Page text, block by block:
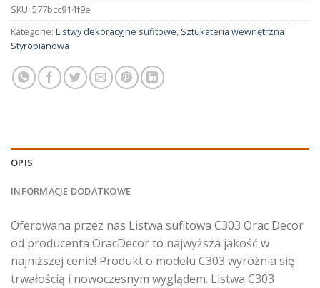
SKU: 577bcc914f9e
Kategorie: Listwy dekoracyjne sufitowe, Sztukateria wewnętrzna
Styropianowa
OPIS
INFORMACJE DODATKOWE
Oferowana przez nas Listwa sufitowa C303 Orac Decor
od producenta OracDecor to najwyższa jakość w
najniższej cenie! Produkt o modelu C303 wyróżnia się
trwałością i nowoczesnym wyglądem. Listwa C303